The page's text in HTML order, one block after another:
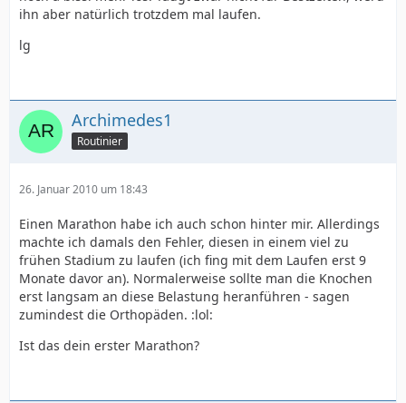
ihn aber natürlich trotzdem mal laufen.
lg
Archimedes1
Routinier
26. Januar 2010 um 18:43
Einen Marathon habe ich auch schon hinter mir. Allerdings
machte ich damals den Fehler, diesen in einem viel zu
frühen Stadium zu laufen (ich fing mit dem Laufen erst 9
Monate davor an). Normalerweise sollte man die Knochen
erst langsam an diese Belastung heranführen - sagen
zumindest die Orthopäden. :lol:
Ist das dein erster Marathon?